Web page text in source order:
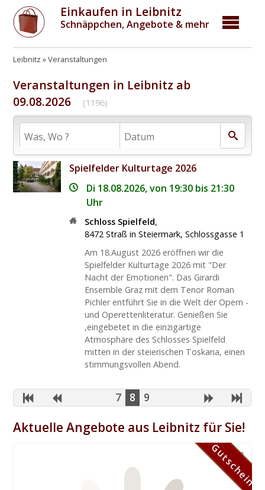
Einkaufen in Leibnitz
Schnäppchen, Angebote & mehr
Leibnitz Veranstaltungen
Veranstaltungen in Leibnitz ab
09.08.2026
(1196)
Spielfelder Kulturtage 2026
Di 18.08.2026, von 19:30 bis 21:30
Uhr
Schloss Spielfeld,
8472 Straß in Steiermark, Schlossgasse 1
Am 18.August 2026 eröffnen wir die
Spielfelder Kulturtage 2026 mit "Der
Nacht der Emotionen". Das Girardi
Ensemble Graz mit dem Tenor Roman
Pichler entführt Sie in die Welt der Opern -
und Operettenliteratur. Genießen Sie
,eingebetet in die einzigartige
Atmosphäre des Schlosses Spielfeld
mitten in der steierischen Toskana, einen
stimmungsvollen Abend.
7 8 9
Aktuelle Angebote aus Leibnitz für Sie!
Gutschein
Gutschein